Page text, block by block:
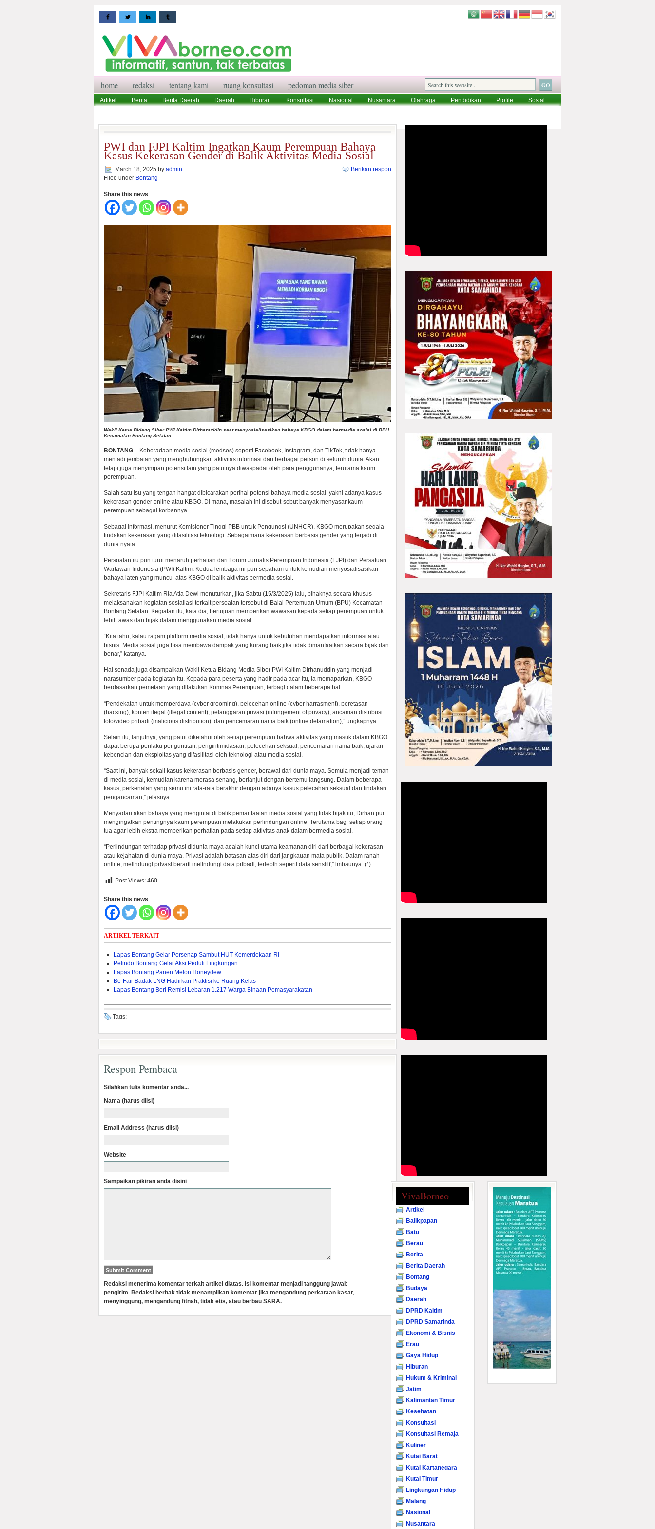
home redaksi tentang kami ruang konsultasi pedoman media siber
Artikel Berita Berita Daerah Daerah Hiburan Konsultasi Nasional Nusantara Olahraga Pendidikan Profile
Sosial
PWI dan FJPI Kaltim Ingatkan Kaum Perempuan Bahaya
Kasus Kekerasan Gender di Balik Aktivitas Media Sosial
March 18, 2025 by admin
Filed under Bontang
Berikan respon
Share this news
Wakil Ketua Bidang Siber PWI Kaltim Dirhanuddin saat menyosialisasikan bahaya KBGO dalam bermedia sosial di BPU
Kecamatan Bontang Selatan
BONTANG – Keberadaan media sosial (medsos) seperti Facebook, Instagram, dan TikTok, tidak hanya
menjadi jembatan yang menghubungkan aktivitas informasi dari berbagai person di seluruh dunia. Akan
tetapi juga menyimpan potensi lain yang patutnya diwaspadai oleh para penggunanya, terutama kaum
perempuan.
Salah satu isu yang tengah hangat dibicarakan perihal potensi bahaya media sosial, yakni adanya kasus
kekerasan gender online atau KBGO. Di mana, masalah ini disebut-sebut banyak menyasar kaum
perempuan sebagai korbannya.
Sebagai informasi, menurut Komisioner Tinggi PBB untuk Pengungsi (UNHCR), KBGO merupakan segala
tindakan kekerasan yang difasilitasi teknologi. Sebagaimana kekerasan berbasis gender yang terjadi di
dunia nyata.
Persoalan itu pun turut menaruh perhatian dari Forum Jurnalis Perempuan Indonesia (FJPI) dan Persatuan
Wartawan Indonesia (PWI) Kaltim. Kedua lembaga ini pun sepaham untuk kemudian menyosialisasikan
bahaya laten yang muncul atas KBGO di balik aktivitas bermedia sosial.
Sekretaris FJPI Kaltim Ria Atia Dewi menuturkan, jika Sabtu (15/3/2025) lalu, pihaknya secara khusus
melaksanakan kegiatan sosialiasi terkait persoalan tersebut di Balai Pertemuan Umum (BPU) Kecamatan
Bontang Selatan. Kegiatan itu, kata dia, bertujuan memberikan wawasan kepada setiap perempuan untuk
lebih awas dan bijak dalam menggunakan media sosial.
“Kita tahu, kalau ragam platform media sosial, tidak hanya untuk kebutuhan mendapatkan informasi atau
bisnis. Media sosial juga bisa membawa dampak yang kurang baik jika tidak dimanfaatkan secara bijak dan
benar,” katanya.
Hal senada juga disampaikan Wakil Ketua Bidang Media Siber PWI Kaltim Dirhanuddin yang menjadi
narasumber pada kegiatan itu. Kepada para peserta yang hadir pada acar itu, ia memaparkan, KBGO
berdasarkan pemetaan yang dilakukan Komnas Perempuan, terbagi dalam beberapa hal.
“Pendekatan untuk memperdaya (cyber grooming), pelecehan online (cyber harrasment), peretasan
(hacking), konten ilegal (illegal content), pelanggaran privasi (infringement of privacy), ancaman distribusi
foto/video pribadi (malicious distribution), dan pencemaran nama baik (online defamation),” ungkapnya.
Selain itu, lanjutnya, yang patut diketahui oleh setiap perempuan bahwa aktivitas yang masuk dalam KBGO
dapat berupa perilaku penguntitan, pengintimidasian, pelecehan seksual, pencemaran nama baik, ujaran
kebencian dan eksploitas yang difasilitasi oleh teknologi atau media sosial.
“Saat ini, banyak sekali kasus kekerasan berbasis gender, berawal dari dunia maya. Semula menjadi teman
di media sosial, kemudian karena merasa senang, berlanjut dengan bertemu langsung. Dalam beberapa
kasus, perkenalan yang semu ini rata-rata berakhir dengan adanya kasus pelecahan seksual dan tindakan
pengancaman,” jelasnya.
Menyadari akan bahaya yang mengintai di balik pemanfaatan media sosial yang tidak bijak itu, Dirhan pun
mengingatkan pentingnya kaum perempuan melakukan perlindungan online. Terutama bagi setiap orang
tua agar lebih ekstra memberikan perhatian pada setiap aktivitas anak dalam bermedia sosial.
“Perlindungan terhadap privasi didunia maya adalah kunci utama keamanan diri dari berbagai kekerasan
atau kejahatan di dunia maya. Privasi adalah batasan atas diri dari jangkauan mata publik. Dalam ranah
online, melindungi privasi berarti melindungi data pribadi, terlebih seperti data sensitif,” imbaunya. (*)
Post Views: 460
Share this news
ARTIKEL TERKAIT
Lapas Bontang Gelar Porsenap Sambut HUT Kemerdekaan RI
Pelindo Bontang Gelar Aksi Peduli Lingkungan
Lapas Bontang Panen Melon Honeydew
Be-Fair Badak LNG Hadirkan Praktisi ke Ruang Kelas
Lapas Bontang Beri Remisi Lebaran 1.217 Warga Binaan Pemasyarakatan
Tags:
Respon Pembaca
Silahkan tulis komentar anda...
Nama (harus diisi)
Email Address (harus diisi)
Website
Sampaikan pikiran anda disini
Redaksi menerima komentar terkait artikel diatas. Isi komentar menjadi tanggung jawab
pengirim. Redaksi berhak tidak menampilkan komentar jika mengandung perkataan kasar,
menyinggung, mengandung fitnah, tidak etis, atau berbau SARA.
VivaBorneo
Artikel
Balikpapan
Batu
Berau
Berita
Berita Daerah
Bontang
Budaya
Daerah
DPRD Kaltim
DPRD Samarinda
Ekonomi & Bisnis
Erau
Gaya Hidup
Hiburan
Hukum & Kriminal
Jatim
Kalimantan Timur
Kesehatan
Konsultasi
Konsultasi Remaja
Kuliner
Kutai Barat
Kutai Kartanegara
Kutai Timur
Lingkungan Hidup
Malang
Nasional
Nusantara